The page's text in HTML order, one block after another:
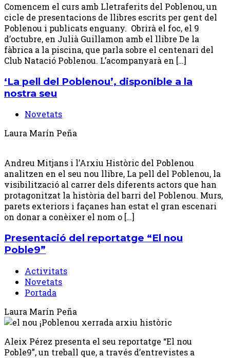
Comencem el curs amb Lletraferits del Poblenou, un
cicle de presentacions de llibres escrits per gent del
Poblenou i publicats enguany. Obrirà el foc, el 9
d’octubre, en Julià Guillamon amb el llibre De la
fàbrica a la piscina, que parla sobre el centenari del
Club Natació Poblenou. L’acompanyarà en […]
‘La pell del Poblenou’, disponible a la
nostra seu
Novetats
Laura Marín Peña
Andreu Mitjans i l’Arxiu Històric del Poblenou
analitzen en el seu nou llibre, La pell del Poblenou, la
visibilització al carrer dels diferents actors que han
protagonitzat la història del barri del Poblenou. Murs,
parets exteriors i façanes han estat el gran escenari
on donar a conèixer el nom o […]
Presentació del reportatge “El nou
Poble9”
Activitats
Novetats
Portada
Laura Marín Peña
Aleix Pérez presenta el seu reportatge “El nou
Poble9”, un treball que, a través d’entrevistes a